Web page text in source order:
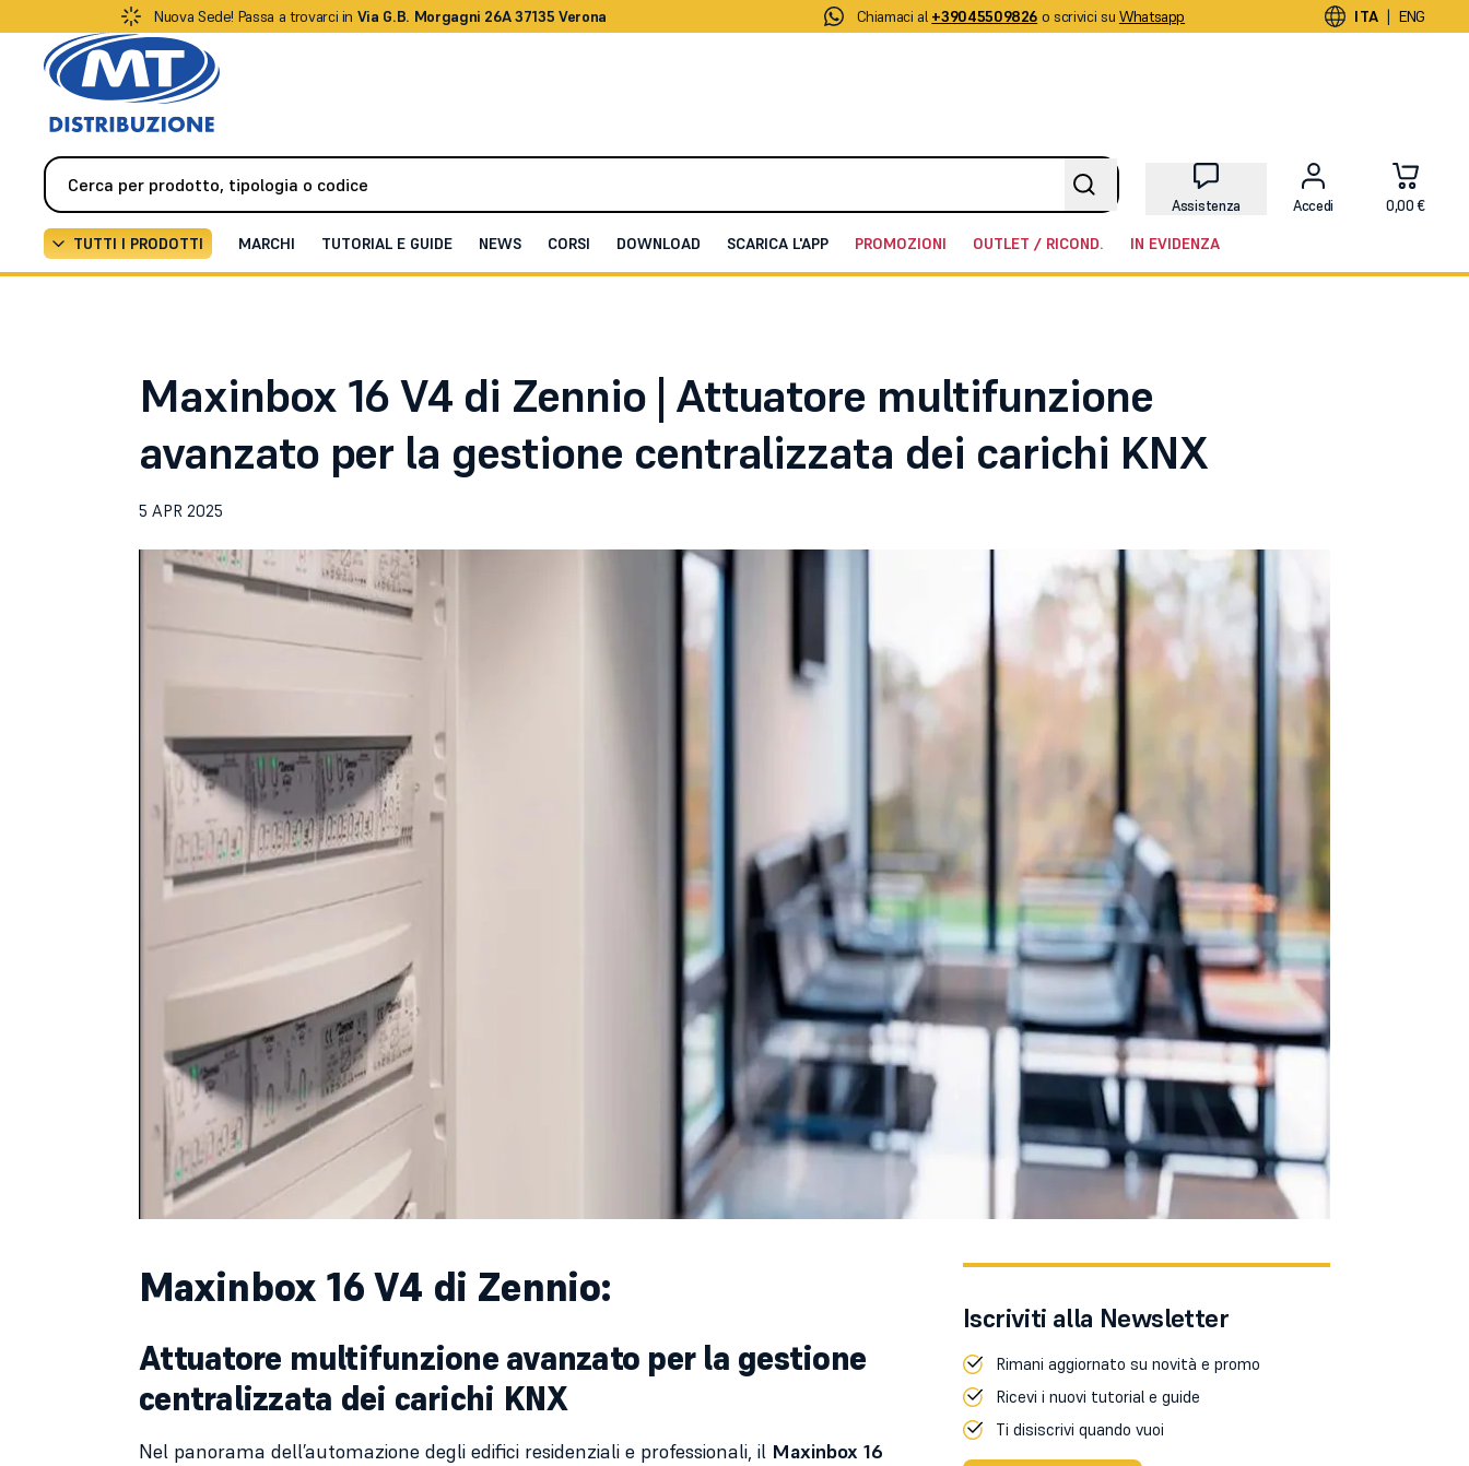
Nuova Sede! Passa a trovarci in Via G.B. Morgagni 26A 37135 Verona Chiamaci al +39045509826 o scrivici su Whatsapp ITA | ENG
Assistenza Accedi 0,00 €
TUTTI I PRODOTTI MARCHI TUTORIAL E GUIDE NEWS CORSI DOWNLOAD SCARICA L'APP PROMOZIONI OUTLET / RICOND. IN EVIDENZA
Maxinbox 16 V4 di Zennio | Attuatore multifunzione
avanzato per la gestione centralizzata dei carichi KNX
5 APR 2025
Maxinbox 16 V4 di Zennio:
Attuatore multifunzione avanzato per la gestione
centralizzata dei carichi KNX
Nel panorama dell’automazione degli edifici residenziali e professionali, il Maxinbox 16
Iscriviti alla Newsletter
Rimani aggiornato su novità e promo
Ricevi i nuovi tutorial e guide
Ti disiscrivi quando vuoi